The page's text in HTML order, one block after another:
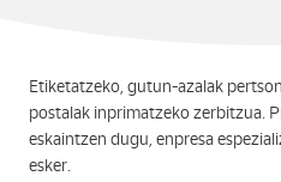
Etiketatzeko, gutun-azalak
postalak inprimatzeko zerbitzua.
eskaintzen dugu, enpresa
esker.